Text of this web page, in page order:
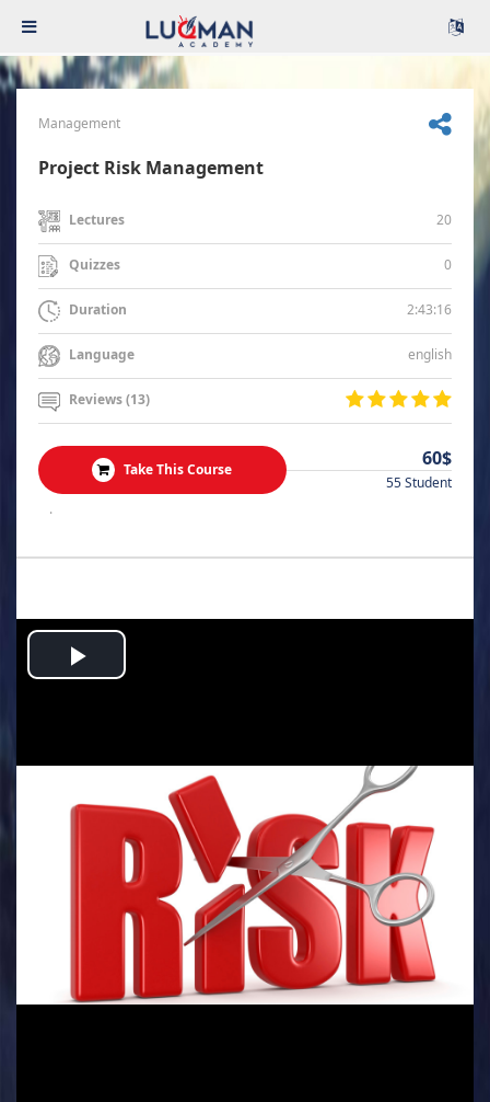
Management
Project Risk Management
Lectures 20
Quizzes 0
Duration 2:43:16
Language english
Reviews (13)
Take This Course 60$
55 Student
.
Play